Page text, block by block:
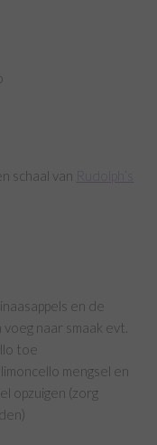
schaal van
en de
naar smaak evt.
toe
mengsel en
opzuigen (zorg